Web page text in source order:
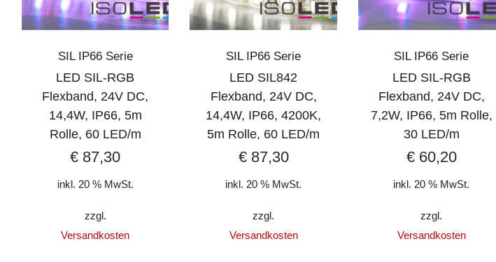
SIL IP66 Serie
LED SIL-RGB
Flexband, 24V DC,
14,4W, IP66, 5m
Rolle, 60 LED/m
€ 87,30
inkl. 20 % MwSt.
zzgl.
Versandkosten
SIL IP66 Serie
LED SIL842
Flexband, 24V DC,
14,4W, IP66, 4200K,
5m Rolle, 60 LED/m
€87,30
inkl. 20 % MwSt.
zzgl.
Versandkosten
SIL IP66 Serie
LED SIL-RGB
Flexband, 24V DC,
7,2W, IP66, 5m Rolle,
30 LED/m
€60,20
inkl. 20 % MwSt.
zzgl.
Versandkosten